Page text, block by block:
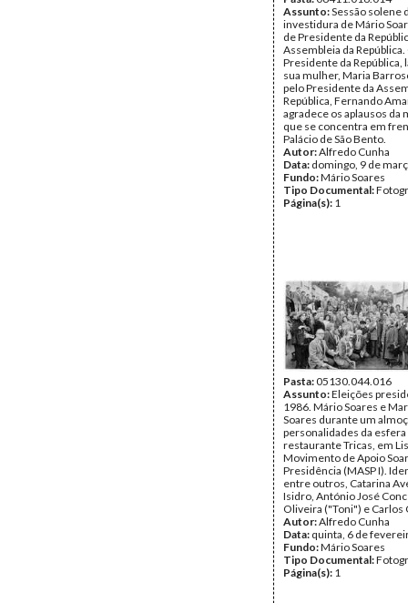
Assunto:Sessão solene
investidura de Mário
de Presidente da
Assembleia da
Presidente da República,
sua mulher, Maria
pelo Presidente da
República, Fernando
agradece os aplausos da
que se concentra em
Palácio de São Bento.
Autor:Alfredo Cunha
Data: domingo, 9 de
Fundo:Mário Soares
Tipo Documental:
Página(s): 1
Pasta:05130.044.016
Assunto:Eleições
1986. Mário Soares e
Soares durante um
personalidades da
restaurante Tricas, em
Movimento de Apoio
Presidência (MASP I).
entre outros, Catarina
Isidro, António José
Oliveira ("Toni") e Carlos
Autor:Alfredo Cunha
Data: quinta, 6 de
Fundo:Mário Soares
Tipo Documental:
Página(s): 1